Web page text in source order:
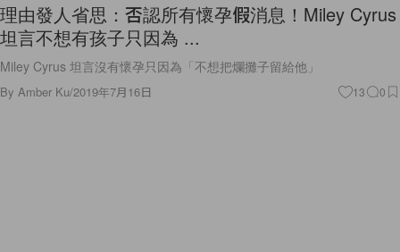
理由發人省思：否認所有懷孕假消息！Miley Cyrus
坦言不想有孩子只因為 ...
Miley Cyrus 坦言沒有懷孕只因為「不想把爛攤子留給他」
By Amber Ku/2019年7月16日 13 0